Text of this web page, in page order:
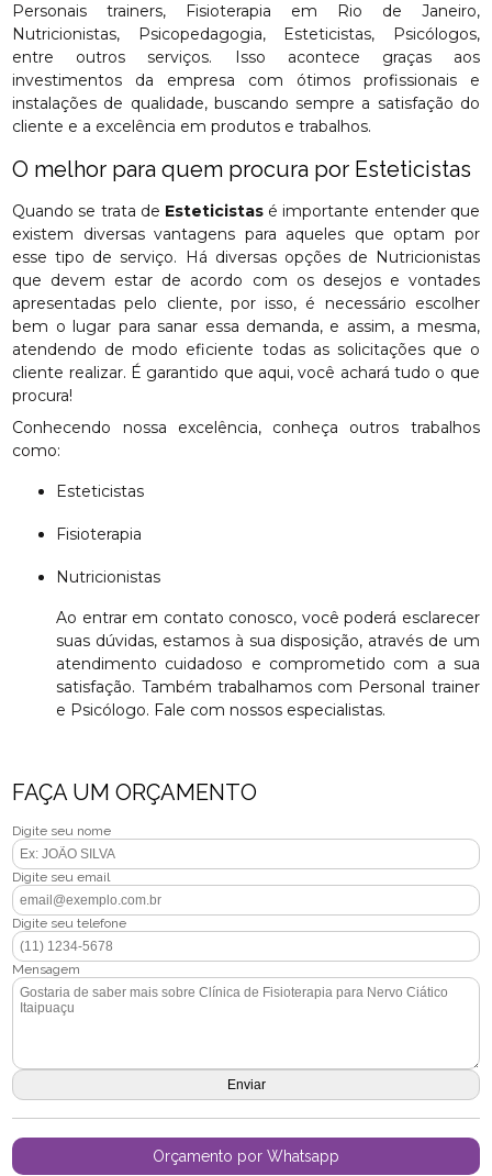
Personais trainers, Fisioterapia em Rio de Janeiro,
Nutricionistas, Psicopedagogia, Esteticistas, Psicólogos,
entre outros serviços. Isso acontece graças aos
investimentos da empresa com ótimos profissionais e
instalações de qualidade, buscando sempre a satisfação do
cliente e a excelência em produtos e trabalhos.
O melhor para quem procura por Esteticistas
Quando se trata de Esteticistas é importante entender que
existem diversas vantagens para aqueles que optam por
esse tipo de serviço. Há diversas opções de Nutricionistas
que devem estar de acordo com os desejos e vontades
apresentadas pelo cliente, por isso, é necessário escolher
bem o lugar para sanar essa demanda, e assim, a mesma,
atendendo de modo eficiente todas as solicitações que o
cliente realizar. É garantido que aqui, você achará tudo o que
procura!
Conhecendo nossa excelência, conheça outros trabalhos
como:
Esteticistas
Fisioterapia
Nutricionistas
Ao entrar em contato conosco, você poderá esclarecer
suas dúvidas, estamos à sua disposição, através de um
atendimento cuidadoso e comprometido com a sua
satisfação. Também trabalhamos com Personal trainer
e Psicólogo. Fale com nossos especialistas.
FAÇA UM ORÇAMENTO
Digite seu nome
Digite seu email
Digite seu telefone
Mensagem
Orçamento por Whatsapp